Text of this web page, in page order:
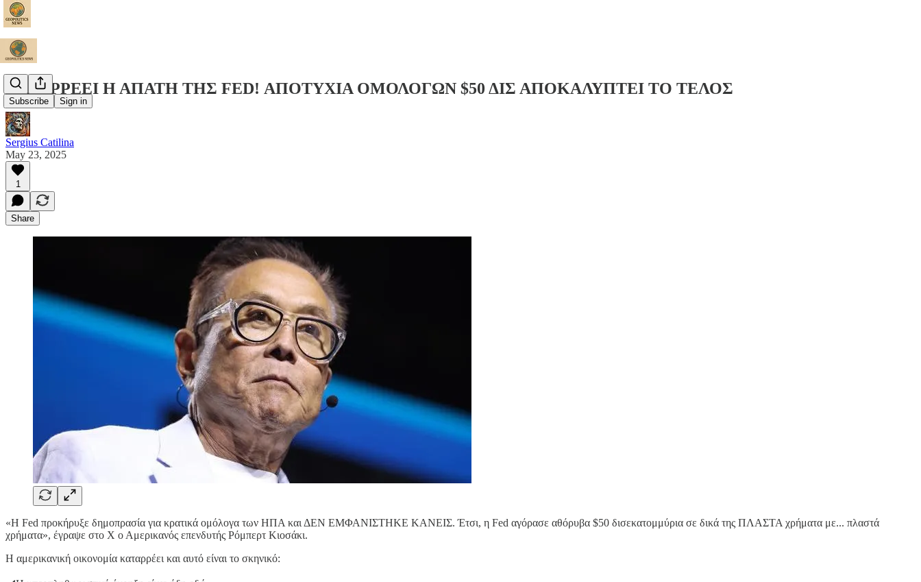
Subscribe Sign in
ΚΑΤΑΡΡΕΕΙ Η ΑΠΑΤΗ ΤΗΣ FED! ΑΠΟΤΥΧΙΑ ΟΜΟΛΟΓΩΝ $50 ΔΙΣ ΑΠΟΚΑΛΥΠΤΕΙ ΤΟ ΤΕΛΟΣ
Sergius Catilina
May 23, 2025
1
Share
«Η Fed προκήρυξε δημοπρασία για κρατικά ομόλογα των ΗΠΑ και ΔΕΝ ΕΜΦΑΝΙΣΤΗΚΕ ΚΑΝΕΙΣ. Έτσι, η Fed αγόρασε αθόρυβα $50 δισεκατομμύρια σε δικά της ΠΛΑΣΤΑ χρήματα με... πλαστά
χρήματα», έγραψε στο X ο Αμερικανός επενδυτής Ρόμπερτ Κιοσάκι.
Η αμερικανική οικονομία καταρρέει και αυτό είναι το σκηνικό: